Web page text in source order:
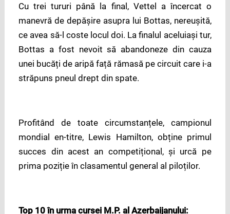
Cu trei tururi până la final, Vettel a încercat o
manevră de depășire asupra lui Bottas, nereușită,
ce avea să-l coste locul doi. La finalul aceluiași tur,
Bottas a fost nevoit să abandoneze din cauza
unei bucăți de aripă față rămasă pe circuit care i-a
străpuns pneul drept din spate.
Profitând de toate circumstanțele, campionul
mondial en-titre, Lewis Hamilton, obține primul
succes din acest an competițional, și urcă pe
prima poziție în clasamentul general al piloților.
Top 10 în urma cursei M.P. al Azerbaijanului: